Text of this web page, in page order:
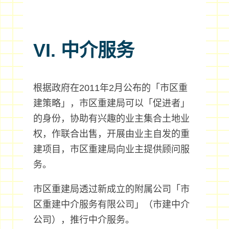
VI. 中介服务
根据政府在2011年2月公布的「市区重
建策略」，市区重建局可以「促进者」
的身份，协助有兴趣的业主集合土地业
权，作联合出售，开展由业主自发的重
建项目，市区重建局向业主提供顾问服
务。
市区重建局透过新成立的附属公司「市
区重建中介服务有限公司」（市建中介
公司），推行中介服务。